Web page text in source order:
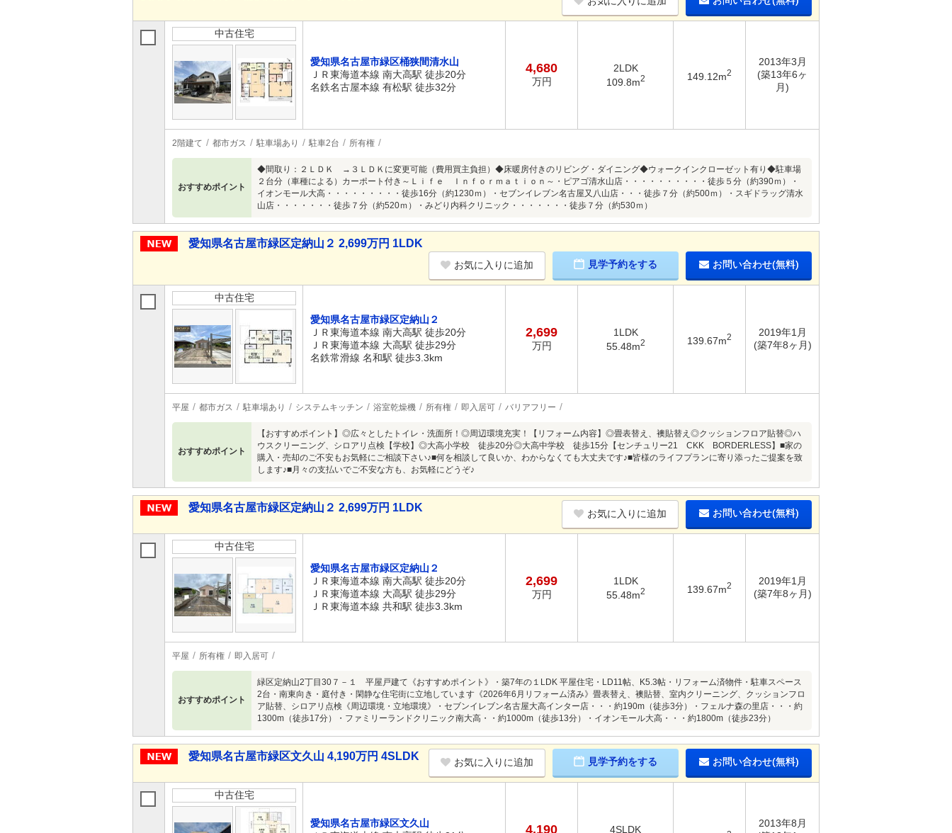
中古住宅
愛知県名古屋市緑区桶狭間清水山
ＪＲ東海道本線 南大高駅 徒歩20分
名鉄名古屋本線 有松駅 徒歩32分
4,680
万円
2LDK
109.8m2 149.12m2
2013年3月
(築13年6ヶ
月)
2階建て 都市ガス 駐車場あり 駐車2台 所有権
おすすめポイント
◆間取り：２ＬＤＫ →３ＬＤＫに変更可能（費用買主負担）◆床暖房付きのリビング・ダイニング◆ウォークインクローゼット有り◆駐車場
２台分（車種による）カーポート付き～Ｌｉｆｅ Ｉｎｆｏｒｍａｔｉｏｎ～・ピアゴ清水山店・・・・・・・・・・徒歩５分（約390ｍ）・
イオンモール大高・・・・・・・・・徒歩16分（約1230ｍ）・セブンイレブン名古屋又八山店・・・徒歩７分（約500ｍ）・スギドラッグ清水
山店・・・・・・・徒歩７分（約520ｍ）・みどり内科クリニック・・・・・・・徒歩７分（約530ｍ）
愛知県名古屋市緑区定納山２ 2,699万円 1LDK
お気に入りに追加 見学予約をする お問い合わせ(無料)
中古住宅
愛知県名古屋市緑区定納山２
ＪＲ東海道本線 南大高駅 徒歩20分
ＪＲ東海道本線 大高駅 徒歩29分
名鉄常滑線 名和駅 徒歩3.3km
2,699
万円
1LDK
55.48m2 139.67m2
2019年1月
(築7年8ヶ月)
平屋 都市ガス 駐車場あり システムキッチン 浴室乾燥機 所有権 即入居可 バリアフリー
おすすめポイント
【おすすめポイント】◎広々としたトイレ・洗面所！◎周辺環境充実！【リフォーム内容】◎畳表替え、襖貼替え◎クッションフロア貼替◎ハ
ウスクリーニング、シロアリ点検【学校】◎大高小学校 徒歩20分◎大高中学校 徒歩15分【センチュリー21 CKK BORDERLESS】■家の
購入・売却のご不安もお気軽にご相談下さい♪■何を相談して良いか、わからなくても大丈夫です♪■皆様のライフプランに寄り添ったご提案を致
します♪■月々の支払いでご不安な方も、お気軽にどうぞ♪
愛知県名古屋市緑区定納山２ 2,699万円 1LDK お気に入りに追加 お問い合わせ(無料)
中古住宅
愛知県名古屋市緑区定納山２
ＪＲ東海道本線 南大高駅 徒歩20分
ＪＲ東海道本線 大高駅 徒歩29分
ＪＲ東海道本線 共和駅 徒歩3.3km
2,699
万円
1LDK
55.48m2 139.67m2
2019年1月
(築7年8ヶ月)
平屋 所有権 即入居可
おすすめポイント
緑区定納山2丁目30７－１ 平屋戸建て《おすすめポイント》・築7年の１LDK 平屋住宅・LD11帖、K5.3帖・リフォーム済物件・駐車スペース
2台・南東向き・庭付き・閑静な住宅街に立地しています《2026年6月リフォーム済み》畳表替え、襖貼替、室内クリーニング、クッションフロ
ア貼替、シロアリ点検《周辺環境・立地環境》・セブンイレブン名古屋大高インター店・・・約190m（徒歩3分）・フェルナ森の里店・・・約
1300m（徒歩17分）・ファミリーランドクリニック南大高・・約1000m（徒歩13分）・イオンモール大高・・・約1800m（徒歩23分）
愛知県名古屋市緑区文久山 4,190万円 4SLDK お気に入りに追加 見学予約をする お問い合わせ(無料)
中古住宅
愛知県名古屋市緑区文久山
4,190 4SLDK
2013年8月